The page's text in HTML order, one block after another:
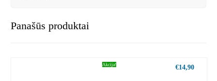
Panašūs produktai
Akcija! €14,90